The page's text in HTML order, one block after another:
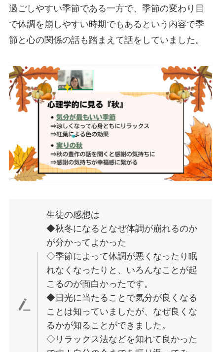
過ごしやすい季節である一方で、季節の変わり目
で体調を崩しやすい時期でもあるという内容で季
節と心の関係の話も踏まえて話をしていました。
生徒の感想は
◆秋冬になるとなぜ体調が崩れるのか
が分かってよかった
◇季節によって体調が悪くなったり眠
れなくなったりと、いろんなことが起
こるのが面白かったです。
◆日光に当たることで気分が良くなる
ことは知っていましたが、なぜ良くな
るかが知ることができました。
◇リラックス法などを知れて良かった